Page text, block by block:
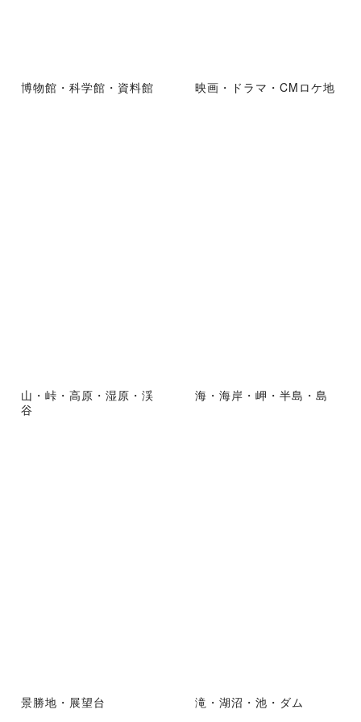
博物館・科学館・資料館 映画・ドラマ・CMロケ地
山・峠・高原・湿原・渓
谷
海・海岸・岬・半島・島
景勝地・展望台 滝・湖沼・池・ダム